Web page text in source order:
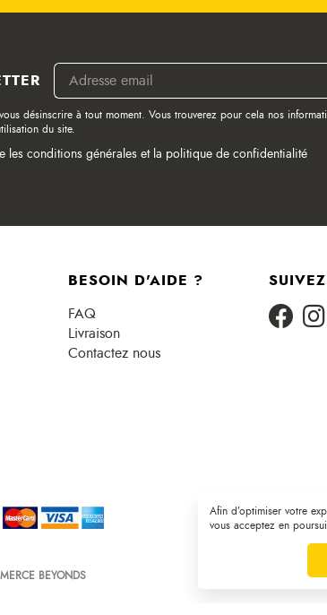
Afin d’optimiser votre
vous acceptez en
désinscrire à tout moment. Vous trouverez pour cela nos
du site.
les conditions générales et la politique de confidentialité
BESOIN D'AIDE ?
FAQ
Livraison
Contactez nous
Plan du site | CGV
BEYONDS